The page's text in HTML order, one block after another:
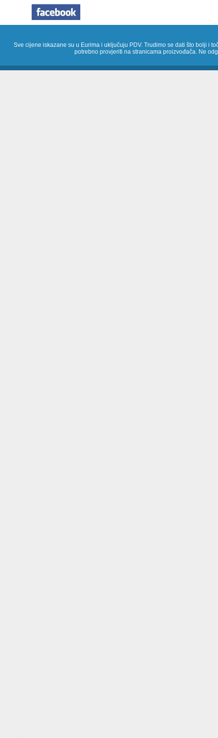
Sve cijene iskazane su u Eurima i uključuju PDV. Trudimo se dati što bolji i
potrebno provjeriti na stranicama proizvođača. Ne